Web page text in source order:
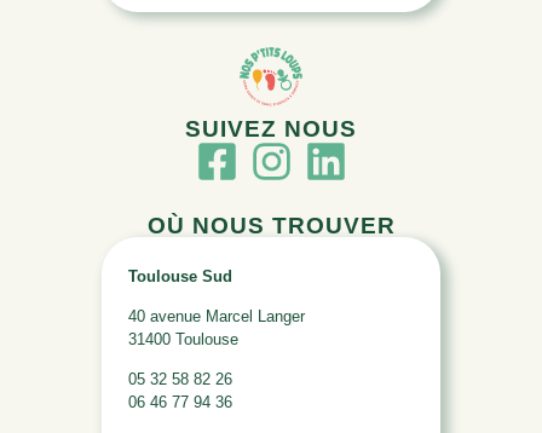
SUIVEZ NOUS
OÙ NOUS TROUVER
Toulouse Sud
40 avenue Marcel Langer
31400 Toulouse
05 32 58 82 26
06 46 77 94 36